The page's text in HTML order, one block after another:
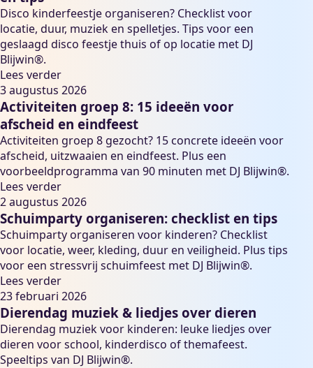
Disco kinderfeestje organiseren? Checklist voor
locatie, duur, muziek en spelletjes. Tips voor een
geslaagd disco feestje thuis of op locatie met DJ
Blijwin®.
Lees verder
3 augustus 2026
Activiteiten groep 8: 15 ideeën voor
afscheid en eindfeest
Activiteiten groep 8 gezocht? 15 concrete ideeën voor
afscheid, uitzwaaien en eindfeest. Plus een
voorbeeldprogramma van 90 minuten met DJ Blijwin®.
Lees verder
2 augustus 2026
Schuimparty organiseren: checklist en tips
Schuimparty organiseren voor kinderen? Checklist
voor locatie, weer, kleding, duur en veiligheid. Plus tips
voor een stressvrij schuimfeest met DJ Blijwin®.
Lees verder
23 februari 2026
Dierendag muziek & liedjes over dieren
Dierendag muziek voor kinderen: leuke liedjes over
dieren voor school, kinderdisco of themafeest.
Speeltips van DJ Blijwin®.